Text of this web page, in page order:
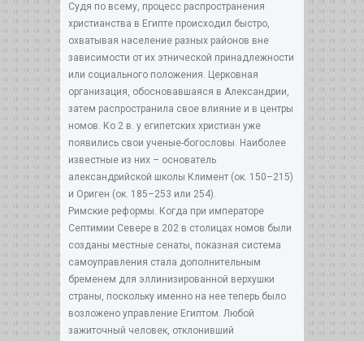
Судя по всему, процесс распространения
христианства в Египте происходил быстро,
охватывая население разных районов вне
зависимости от их этнической принадлежности
или социального положения. Церковная
организация, обосновавшаяся в Александрии,
затем распространила свое влияние и в центры
номов. Ко 2 в. у египетских христиан уже
появились свои ученые-богословы. Наиболее
известные из них – основатель
александрийской школы Климент (ок. 150–215)
и Ориген (ок. 185–253 или 254).
Римские реформы. Когда при императоре
Септимии Севере в 202 в столицах номов были
созданы местные сенаты, показная система
самоуправления стала дополнительным
бременем для эллинизированной верхушки
страны, поскольку именно на нее теперь было
возложено управление Египтом. Любой
зажиточный человек, отклонивший